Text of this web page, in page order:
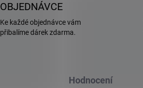
OBJEDNÁVCE
Ke každé objednávce vám
přibalíme dárek zdarma.
Hodnocení